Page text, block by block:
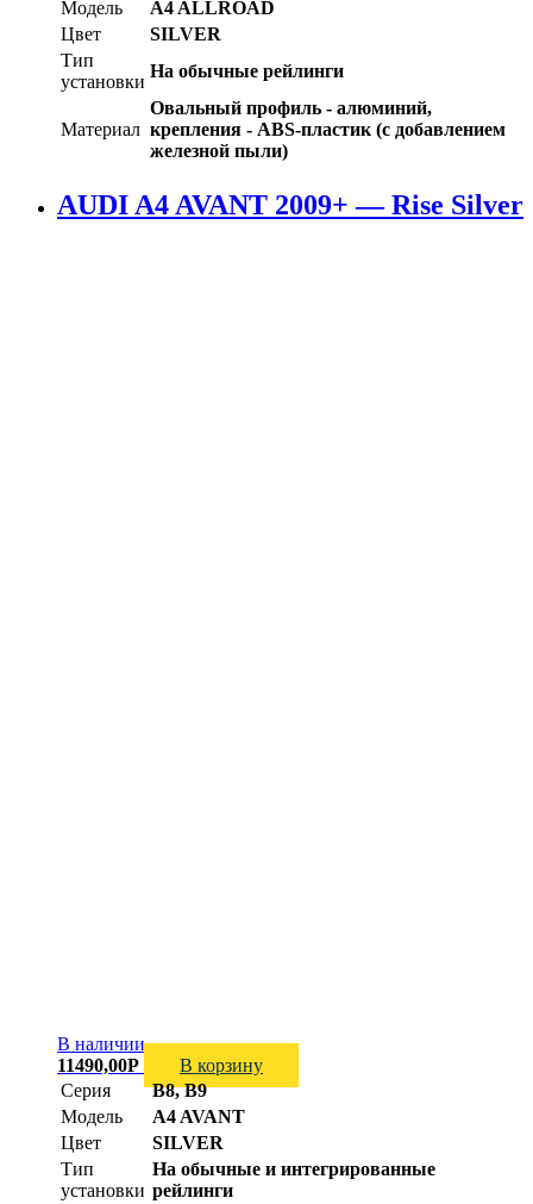
Модель
A4 ALLROAD
Цвет
SILVER
Тип
установки
На обычные рейлинги
Материал
Овальный профиль - алюминий,
крепления - ABS-пластик (с добавлением
железной пыли)
AUDI A4 AVANT 2009+ — Rise Silver
В наличии
11490,00Р
В корзину
Серия
B8, B9
Модель
A4 AVANT
Цвет
SILVER
Тип
установки
На обычные и интегрированные
рейлинги